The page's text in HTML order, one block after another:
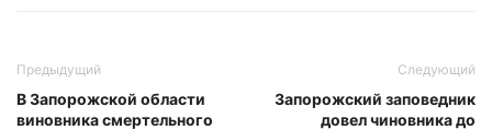
Предыдущий
В Запорожской области
виновника смертельного
Следующий
Запорожский заповедник
довел чиновника до